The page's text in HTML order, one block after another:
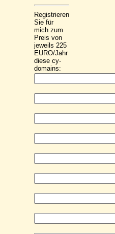
Registrieren
Sie für
mich zum
Preis von
jeweils 225
EURO/Jahr
diese cy-
domains: